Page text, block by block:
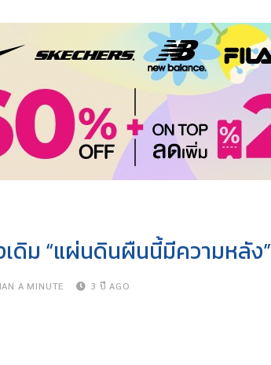
ดิม “แผ่นดินผืนนี้มีความหลัง”
A MINUTE 3 ปี AGO